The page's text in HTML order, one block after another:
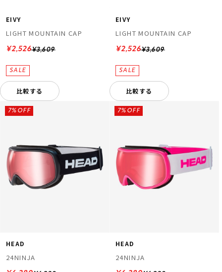
EIVY
LIGHT MOUNTAIN CAP
¥3,609
¥2,526
比較する
EIVY
LIGHT MOUNTAIN CAP
¥3,609
¥2,526
比較する
HEAD
24NINJA
7%OFF
HEAD
24NINJA
7%OFF